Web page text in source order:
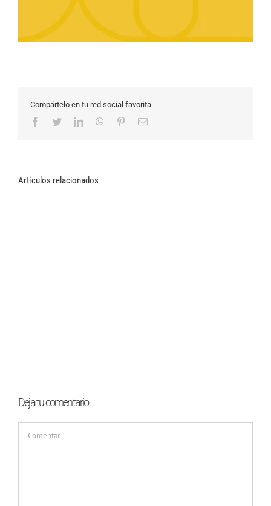
Compártelo en tu red social favorita
Facebook
TwitterLinkedInWhatsApp
PinterestCorreo
Artículos relacionados
Deja tu comentario